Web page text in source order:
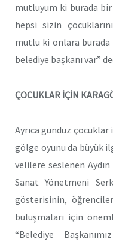
mutluyum ki burada bir
hepsi sizin
mutlu ki onlara burada
belediye başkanı var”
ÇOCUKLAR İÇİN
Ayrıca gündüz
gölge oyunu da büyük
velilere seslenen
Sanat Yönetmeni
gösterisinin,
buluşmaları için
“Belediye